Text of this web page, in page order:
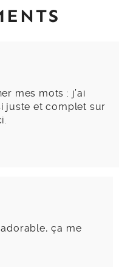
mes mots : j’ai
juste et complet sur
ça me